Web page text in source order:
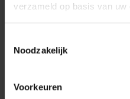
verzameld op basis van
Noodzakelijk
Voorkeuren